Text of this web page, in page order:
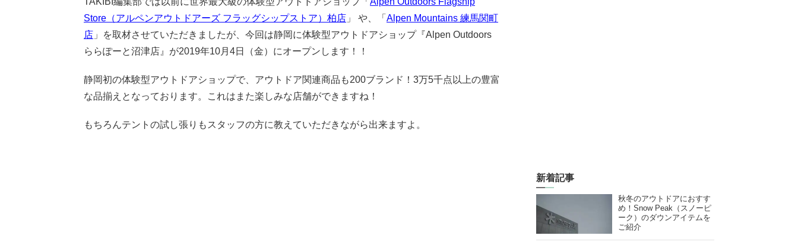
Store（アルペンアウトドアーズ フラッグシップストア）柏店 」 や、「 Alpen Mountains 練馬関町
店 」を取材させていただきましたが、今回は静岡に体験型アウトドアショップ『Alpen Outdoors
ららぽーと沼津店』が2019年10月4日（金）にオープンします！！
静岡初の体験型アウトドアショップで、アウトドア関連商品も200ブランド！3万5千点以上の豊富
な品揃えとなっております。これはまた楽しみな店舗ができますね！
もちろんテントの試し張りもスタッフの方に教えていただきながら出来ますよ。
新着記事
秋冬のアウトドアにおすす
め！Snow Peak（スノーピ
ーク）のダウンアイテムを
ご紹介